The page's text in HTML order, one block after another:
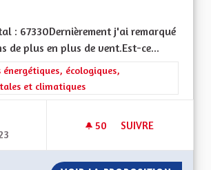
: 67330Dernièrement j'ai remarqué
de plus en plus de vent.Est-ce...
de la catégorie : Les transitions
écologiques,
et climatiques
50 50 ABONNÉS
SUIVRE